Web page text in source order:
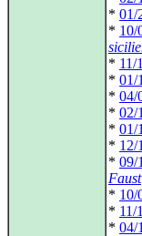
* 01/
* 10/
* 11/
* 01/
* 04/
* 02/
* 01/
* 12/
* 09/
Faust
* 10/
* 11/
* 04/